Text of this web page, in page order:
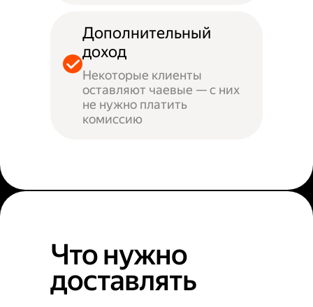
Дополнительный
доход
Некоторые клиенты
оставляют чаевые — с них
не нужно платить
комиссию
Что нужно
доставлять